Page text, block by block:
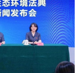
迎来密集突破
网络平台首发
行韧性较强